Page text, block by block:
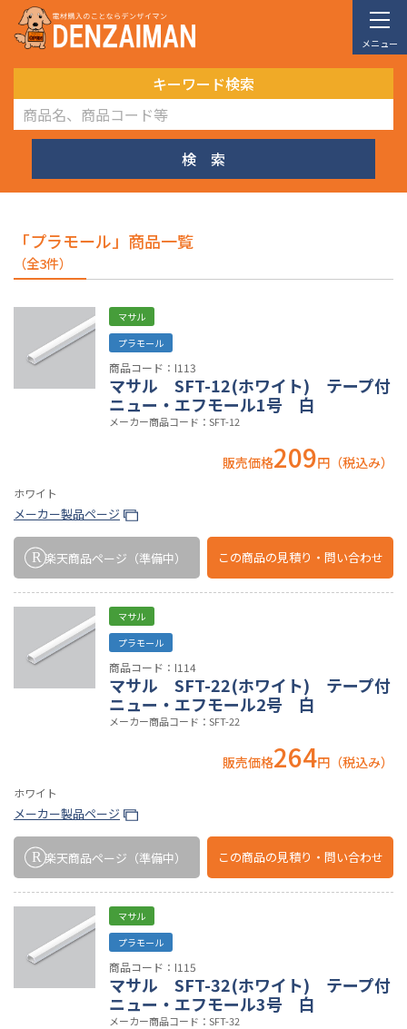
メニュー
キーワード検索
検 索
「プラモール」商品一覧
（全3件）
マサル
プラモール
商品コード：I113
マサル SFT-12(ホワイト) テープ付
ニュー・エフモール1号 白
メーカー商品コード：SFT-12
販売価格209円（税込み）
ホワイト
メーカー製品ページ
楽天商品ページ （準備中） この商品の見積り・問い合わせ
マサル
プラモール
商品コード：I114
マサル SFT-22(ホワイト) テープ付
ニュー・エフモール2号 白
メーカー商品コード：SFT-22
販売価格264円（税込み）
ホワイト
メーカー製品ページ
楽天商品ページ （準備中） この商品の見積り・問い合わせ
マサル
プラモール
商品コード：I115
マサル SFT-32(ホワイト) テープ付
ニュー・エフモール3号 白
メーカー商品コード：SFT-32